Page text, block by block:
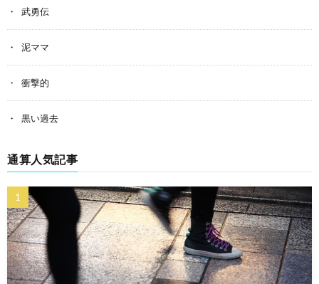
武勇伝
泥ママ
衝撃的
黒い過去
通算人気記事